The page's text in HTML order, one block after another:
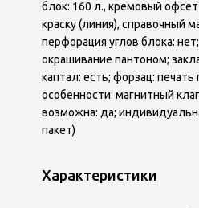
блок: 160 л., кремовый
краску (линия), справочный
перфорация углов блока:
окрашивание пантоном;
каптал: есть; форзац: печать
особенности: магнитный
возможна: да;
пакет)
Характеристики